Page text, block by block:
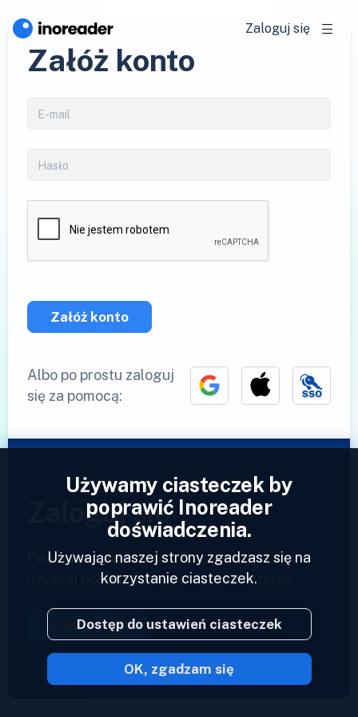
Zaloguj się
Załóż konto
Załóż konto
Albo po prostu zaloguj
się za pomocą:
Zaloguj się
Posiadasz już konto?Podaj swój profil i
uzyskaj dostęp do swoich kanałów teraz.
Zaloguj się
2023 © Inoreader
Używamy ciasteczek by
poprawić Inoreader
doświadczenia.
Używając naszej strony zgadzasz się na
korzystanie ciasteczek.
Dostęp do ustawień ciasteczek
OK, zgadzam się